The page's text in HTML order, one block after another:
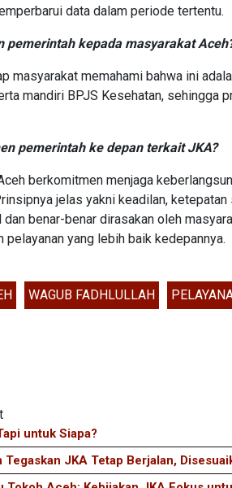
data dalam periode tertentu.
pemerintah kepada masyarakat
masyarakat memahami bahwa ini
mandiri BPJS Kesehatan, sehingga
pemerintah ke depan terkait JKA?
berkomitmen menjaga
jelas yakni keadilan,
benar-benar dirasakan oleh
pelayanan yang lebih baik kedepannya.
WAGUB FADHLULLAH
untuk Siapa?
Tegaskan JKA Tetap Berjalan,